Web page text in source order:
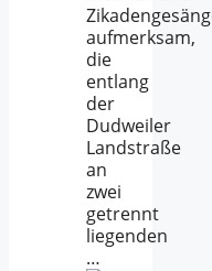
aufmerksam,
die
entlang
der
Dudweiler
Landstraße
an
zwei
getrennt
liegenden
…